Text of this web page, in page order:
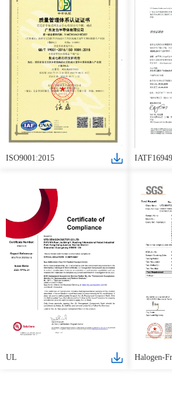
ISO9001:2015
UL Halogen-